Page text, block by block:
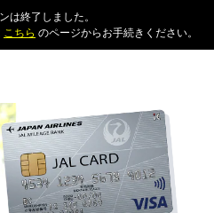
は終了しました。
こちら のページからお手続きください。